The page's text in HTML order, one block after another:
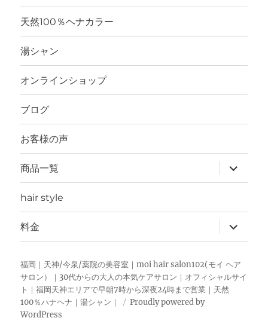
メ
ー
開
天然100％ヘナカラー
湯シャン
オンラインショップ
ブログ
お客様の声
商品一覧
ブ
メ
ー
を
展
開
hair style
料金
ブ
メ
ュ
ー
を
展
福岡｜天神/今泉/薬院の美容室｜moi hair salon102(モイ ヘア
サロン）｜30代からの大人の本気ケアサロン｜オフィシャルサイ
ト｜福岡天神エリアで早朝7時から深夜24時まで営業｜天然
100％ハナヘナ｜湯シャン｜
Proudly powered by
WordPress